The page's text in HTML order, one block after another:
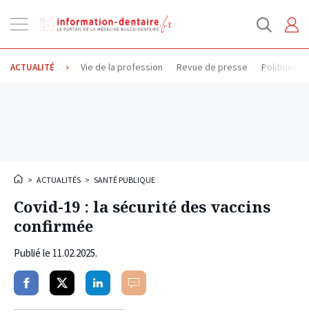
la
navigation
ACTUALITÉ Vie de la profession Revue de presse Politique
> ACTUALITÉS > SANTÉ PUBLIQUE
Covid-19 : la sécurité des vaccins
confirmée
Publié le 11.02.2025.
PartagerPartagerPartagerCommenter